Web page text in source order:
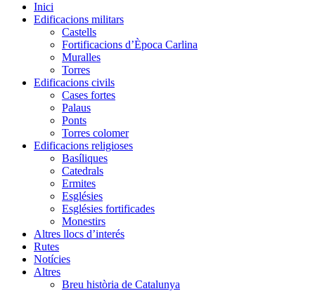
Inici
Edificacions militars
Castells
Fortificacions d’Època Carlina
Muralles
Torres
Edificacions civils
Cases fortes
Palaus
Ponts
Torres colomer
Edificacions religioses
Basíliques
Catedrals
Ermites
Esglésies
Esglésies fortificades
Monestirs
Altres llocs d’interés
Rutes
Notícies
Altres
Breu història de Catalunya